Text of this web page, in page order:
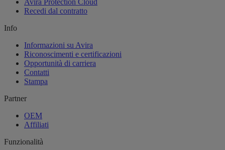
Avira Protection Cloud
Recedi dal contratto
Info
Informazioni su Avira
Riconoscimenti e certificazioni
Opportunità di carriera
Contatti
Stampa
Partner
OEM
Affiliati
Funzionalità